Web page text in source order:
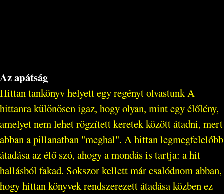
Az apátság
Hittan tankönyv helyett egy regényt olvastunk A
hittanra különösen igaz, hogy olyan, mint egy élőlény,
amelyet nem lehet rögzített keretek között átadni, mert
abban a pillanatban "meghal". A hittan legmegfelelőbb
átadása az élő szó, ahogy a mondás is tartja: a hit
hallásból fakad. Sokszor kellett már csalódnom abban,
hogy hittan könyvek rendszerezett átadása közben ez